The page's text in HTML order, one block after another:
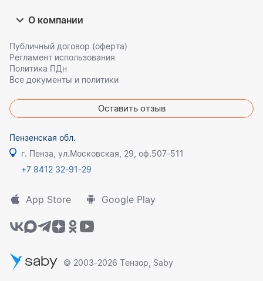
О компании
Публичный договор (оферта)
Регламент использования
Политика ПДн
Все документы и политики
Оставить отзыв
Пензенская обл.
г. Пенза, ул.Московская, 29, оф.507-511
+7 8412 32-91-29
App Store Google Play
saby © 2003-2026 Тензор, Saby